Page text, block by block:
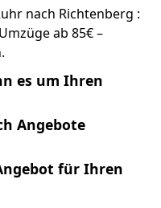
nach Richtenberg :
ab 85€ –
es um Ihren
Angebote
für Ihren